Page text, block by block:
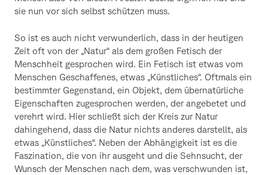
sie nun vor sich selbst schützen muss.
So ist es auch nicht verwunderlich, dass in der heutigen
Zeit oft von der „Natur“ als dem großen Fetisch der
Menschheit gesprochen wird. Ein Fetisch ist etwas vom
Menschen Geschaffenes, etwas „Künstliches“. Oftmals ein
bestimmter Gegenstand, ein Objekt, dem übernatürliche
Eigenschaften zugesprochen werden, der angebetet und
verehrt wird. Hier schließt sich der Kreis zur Natur
dahingehend, dass die Natur nichts anderes darstellt, als
etwas „Künstliches“. Neben der Abhängigkeit ist es die
Faszination, die von ihr ausgeht und die Sehnsucht, der
Wunsch der Menschen nach dem, was verschwunden ist,